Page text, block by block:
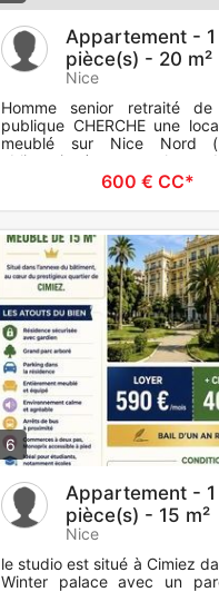
Appartement - 1
pièce(s) - 20 m²
Nice
Homme senior retraité
publique CHERCHE une
meublé sur Nice Nord (
obligatoire ) pour un loyer
CC. maximum Je ne suis pas
600 € CC*
6
Appartement - 1
pièce(s) - 15 m²
Nice
le studio est situé à Cimiez
Winter palace avec un